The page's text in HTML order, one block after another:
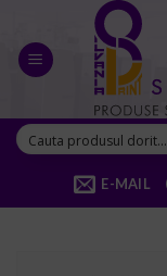
content
E-MAIL